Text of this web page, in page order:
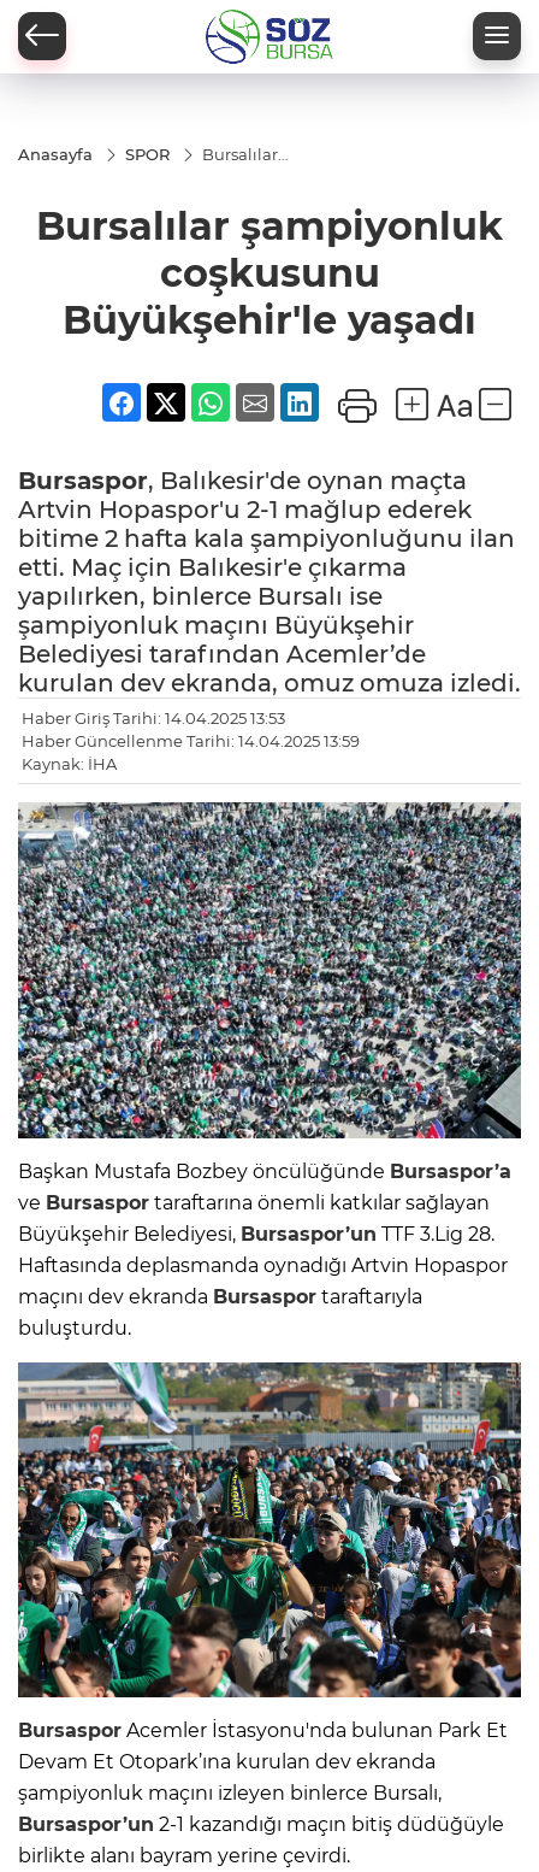
Anasayfa SPOR
Bursalılar
yaşadı
Bursalılar şampiyonluk
coşkusunu
Büyükşehir'le yaşadı
Bursaspor, Balıkesir'de oynan maçta
Artvin Hopaspor'u 2-1 mağlup ederek
bitime 2 hafta kala şampiyonluğunu ilan
etti. Maç için Balıkesir'e çıkarma
yapılırken, binlerce Bursalı ise
şampiyonluk maçını Büyükşehir
Belediyesi tarafından Acemler’de
kurulan dev ekranda, omuz omuza izledi.
Haber Giriş Tarihi: 14.04.2025 13:53
Haber Güncellenme Tarihi: 14.04.2025 13:59
Kaynak: İHA
Başkan Mustafa Bozbey öncülüğünde Bursaspor’a
ve Bursaspor taraftarına önemli katkılar sağlayan
Büyükşehir Belediyesi, Bursaspor’un TTF 3.Lig 28.
Haftasında deplasmanda oynadığı Artvin Hopaspor
maçını dev ekranda Bursaspor taraftarıyla
buluşturdu.
Bursaspor Acemler İstasyonu'nda bulunan Park Et
Devam Et Otopark’ına kurulan dev ekranda
şampiyonluk maçını izleyen binlerce Bursalı,
Bursaspor’un 2-1 kazandığı maçın bitiş düdüğüyle
birlikte alanı bayram yerine çevirdi.